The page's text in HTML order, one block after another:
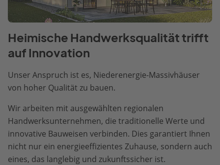
Heimische Handwerksqualität trifft
auf Innovation
Unser Anspruch ist es, Niederenergie-Massivhäuser
von hoher Qualität zu bauen.
Wir arbeiten mit ausgewählten regionalen
Handwerksunternehmen, die traditionelle Werte und
innovative Bauweisen verbinden. Dies garantiert Ihnen
nicht nur ein energieeffizientes Zuhause, sondern auch
eines, das langlebig und zukunftssicher ist.